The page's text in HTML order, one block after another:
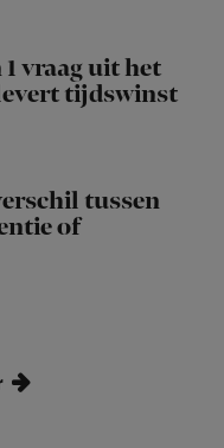
1 vraag uit het
tijdswinst
tussen
of